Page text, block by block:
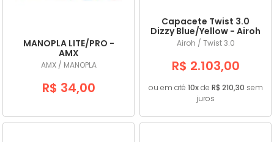
MANOPLA LITE/PRO -
AMX
AMX / MANOPLA
R$ 34,00
Capacete Twist 3.0
Dizzy Blue/Yellow - Airoh
Airoh / Twist 3.0
R$ 2.103,00
ou em até 10xde R$ 210,30 sem
juros